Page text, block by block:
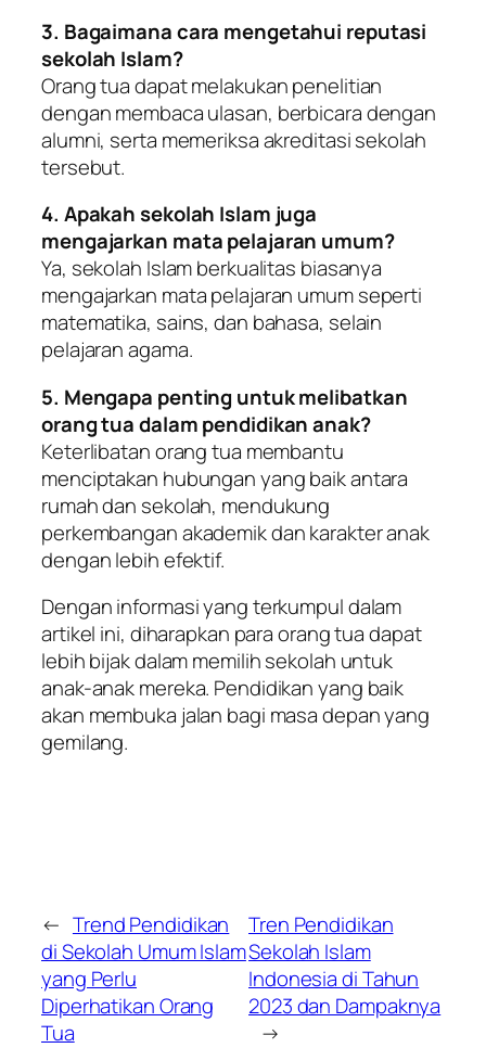
3. Bagaimana cara mengetahui reputasi
sekolah Islam?
Orang tua dapat melakukan penelitian
dengan membaca ulasan, berbicara dengan
alumni, serta memeriksa akreditasi sekolah
tersebut.
4. Apakah sekolah Islam juga
mengajarkan mata pelajaran umum?
Ya, sekolah Islam berkualitas biasanya
mengajarkan mata pelajaran umum seperti
matematika, sains, dan bahasa, selain
pelajaran agama.
5. Mengapa penting untuk melibatkan
orang tua dalam pendidikan anak?
Keterlibatan orang tua membantu
menciptakan hubungan yang baik antara
rumah dan sekolah, mendukung
perkembangan akademik dan karakter anak
dengan lebih efektif.
Dengan informasi yang terkumpul dalam
artikel ini, diharapkan para orang tua dapat
lebih bijak dalam memilih sekolah untuk
anak-anak mereka. Pendidikan yang baik
akan membuka jalan bagi masa depan yang
gemilang.
← Trend Pendidikan
di Sekolah Umum Islam
yang Perlu
Diperhatikan Orang
Tua
Tren Pendidikan
Sekolah Islam
Indonesia di Tahun
2023 dan Dampaknya
→